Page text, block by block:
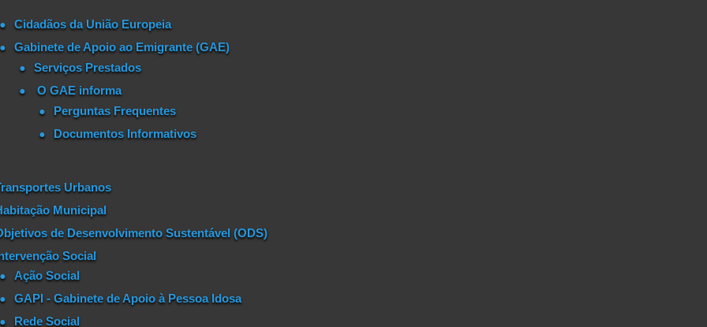
Cidadãos da União Europeia
Gabinete de Apoio ao Emigrante (GAE)
Serviços Prestados
O GAE informa
Perguntas Frequentes
Documentos Informativos
Urbanos
Municipal
de Desenvolvimento Sustentável (ODS)
Social
Ação Social
GAPI - Gabinete de Apoio à Pessoa Idosa
Rede Social